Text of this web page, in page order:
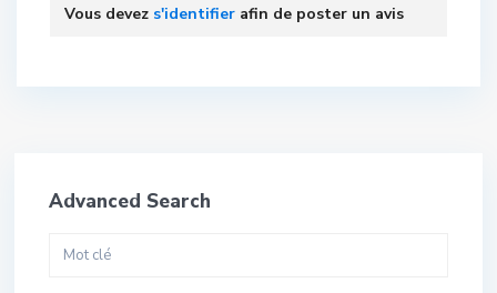
Vous devez s'identifier afin de poster un avis
Advanced Search